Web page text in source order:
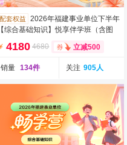
配套权益
2026年福建事业单位下半年
【综合基础知识】悦享伴学班（含图
4180 4680 立减500
销量 134件 关注 905人